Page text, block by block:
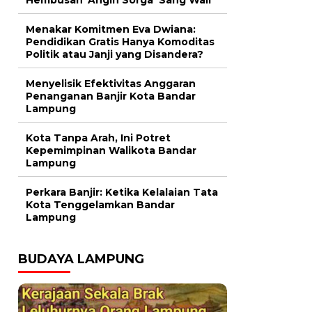
Menakar Komitmen Eva Dwiana:
Pendidikan Gratis Hanya Komoditas
Politik atau Janji yang Disandera?
Menyelisik Efektivitas Anggaran
Penanganan Banjir Kota Bandar
Lampung
Kota Tanpa Arah, Ini Potret
Kepemimpinan Walikota Bandar
Lampung
Perkara Banjir: Ketika Kelalaian Tata
Kota Tenggelamkan Bandar
Lampung
BUDAYA LAMPUNG